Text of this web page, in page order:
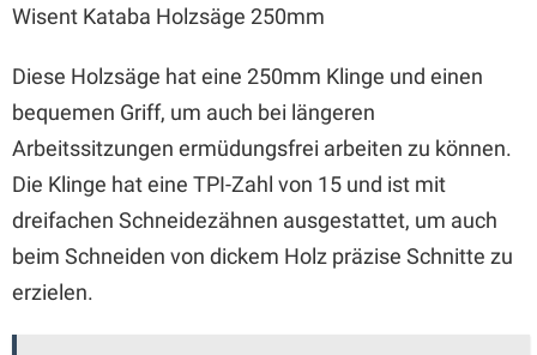
Wisent Kataba Holzsäge 250mm
Diese Holzsäge hat eine 250mm Klinge und einen
bequemen Griff, um auch bei längeren
Arbeitssitzungen ermüdungsfrei arbeiten zu können.
Die Klinge hat eine TPI-Zahl von 15 und ist mit
dreifachen Schneidezähnen ausgestattet, um auch
beim Schneiden von dickem Holz präzise Schnitte zu
erzielen.